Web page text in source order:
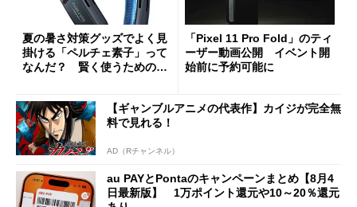
夏の暑さ対策グッズでよく見
掛ける「ペルチェ素子」って
なんだ？ 賢く使うための注
「Pixel 11 Pro Fold」のティ
ーザー動画公開 イベント開
始前に予約可能に
【ギャンブルアニメの代表作】カイジが完全無
料で見れる！
AD（Rチャンネル）
au PAYとPontaのキャンペーンまとめ【8月4
日最新版】 1万ポイント還元や10～20％還元